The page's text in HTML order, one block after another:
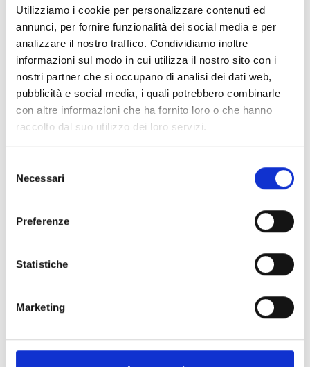
Utilizziamo i cookie per personalizzare contenuti ed
annunci, per fornire funzionalità dei social media e per
analizzare il nostro traffico. Condividiamo inoltre
informazioni sul modo in cui utilizza il nostro sito con i
nostri partner che si occupano di analisi dei dati web,
pubblicità e social media, i quali potrebbero combinarle
con altre informazioni che ha fornito loro o che hanno
raccolto dal suo utilizzo dei loro servizi.
delNecessari
Preferenze
Statistiche
Marketing
Link e Documenti
Pagina web per formulari e documenti
Bando
Si consiglia di consultare regolarmente il sito web
ufficiale del bando per gli aggiornamenti e le
informazioni addizionali.
Consigli degli esperti
seguente indirizzo e-mail:
Conosci Obiettivo Europa?